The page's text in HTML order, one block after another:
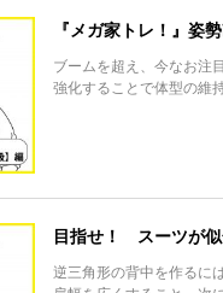
『メガ家トレ！』姿
ブームを超え、今なお注
強化することで体型の
目指せ！ スーツが似
逆三角形の背中を作るに